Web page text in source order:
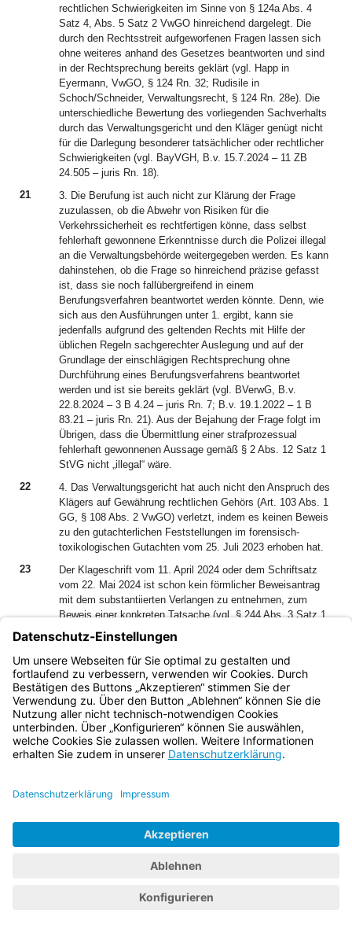
rechtlichen Schwierigkeiten im Sinne von § 124a Abs. 4
Satz 4, Abs. 5 Satz 2 VwGO hinreichend dargelegt. Die
durch den Rechtsstreit aufgeworfenen Fragen lassen sich
ohne weiteres anhand des Gesetzes beantworten und sind
in der Rechtsprechung bereits geklärt (vgl. Happ in
Eyermann, VwGO, § 124 Rn. 32; Rudisile in
Schoch/Schneider, Verwaltungsrecht, § 124 Rn. 28e). Die
unterschiedliche Bewertung des vorliegenden Sachverhalts
durch das Verwaltungsgericht und den Kläger genügt nicht
für die Darlegung besonderer tatsächlicher oder rechtlicher
Schwierigkeiten (vgl. BayVGH, B.v. 15.7.2024 – 11 ZB
24.505 – juris Rn. 18).
21
3. Die Berufung ist auch nicht zur Klärung der Frage
zuzulassen, ob die Abwehr von Risiken für die
Verkehrssicherheit es rechtfertigen könne, dass selbst
fehlerhaft gewonnene Erkenntnisse durch die Polizei illegal
an die Verwaltungsbehörde weitergegeben werden. Es kann
dahinstehen, ob die Frage so hinreichend präzise gefasst
ist, dass sie noch fallübergreifend in einem
Berufungsverfahren beantwortet werden könnte. Denn, wie
sich aus den Ausführungen unter 1. ergibt, kann sie
jedenfalls aufgrund des geltenden Rechts mit Hilfe der
üblichen Regeln sachgerechter Auslegung und auf der
Grundlage der einschlägigen Rechtsprechung ohne
Durchführung eines Berufungsverfahrens beantwortet
werden und ist sie bereits geklärt (vgl. BVerwG, B.v.
22.8.2024 – 3 B 4.24 – juris Rn. 7; B.v. 19.1.2022 – 1 B
83.21 – juris Rn. 21). Aus der Bejahung der Frage folgt im
Übrigen, dass die Übermittlung einer strafprozessual
fehlerhaft gewonnenen Aussage gemäß § 2 Abs. 12 Satz 1
StVG nicht „illegal“ wäre.
22
4. Das Verwaltungsgericht hat auch nicht den Anspruch des
Klägers auf Gewährung rechtlichen Gehörs (Art. 103 Abs. 1
GG, § 108 Abs. 2 VwGO) verletzt, indem es keinen Beweis
zu den gutachterlichen Feststellungen im forensisch-
toxikologischen Gutachten vom 25. Juli 2023 erhoben hat.
23
Der Klageschrift vom 11. April 2024 oder dem Schriftsatz
vom 22. Mai 2024 ist schon kein förmlicher Beweisantrag
mit dem substantiierten Verlangen zu entnehmen, zum
Beweis einer konkreten Tatsache (vgl. § 244 Abs. 3 Satz 1
StPO) mit einem bestimmten Beweismittel Beweis zu
erheben (vgl. Dawin/Panzer in Schoch/Schneider,
Verwaltungsrecht, VwGO, § 86 Rn. 89 f., 95). Vielmehr hat
der Kläger lediglich Beweisanregungen in eine bestimmte
Richtung formuliert. Dem Verwaltungsgericht musste sich
eine Beweiserhebung insoweit jedoch nicht aufdrängen, weil
die Beweisanregungen nicht entscheidungserheblich waren.
Denn Gegenstand des forensisch-toxikologischen
Gutachtens vom 25. Juli 2023 war die Feststellung oder der
Ausschluss einer cannabisbedingten Fahruntüchtigkeit am
der Fahrerlaubnis maßgebliche Fahreignung des Klägers,
Cannabiskonsum entfiel. Der Anspruch auf rechtliches
Gehör bezieht sich nur auf entscheidungserhebliches
juris Rn. 3). Im Übrigen hätte sich der Kläger einer
da er nach Formulierung seiner Beweisanregungen auf die